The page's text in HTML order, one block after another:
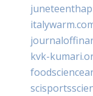
kvk-